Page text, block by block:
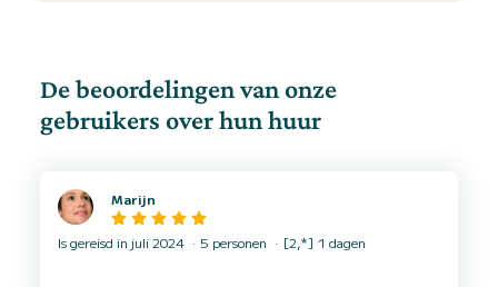
De beoordelingen van onze
gebruikers over hun huur
Marijn
Is gereisd in juli 2024 5 personen [2,*] 1 dagen